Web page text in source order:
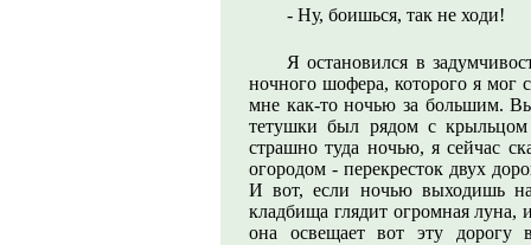
- Ну, боишься, так не ходи!
Я остановился в
ночного шофера, которого я
мне как-то ночью за большим.
тетушки был рядом с
страшно туда ночью, я сейчас
огородом - перекресток двух
И вот, если ночью выходишь
кладбища глядит огромная луна,
она освещает вот эту дорогу